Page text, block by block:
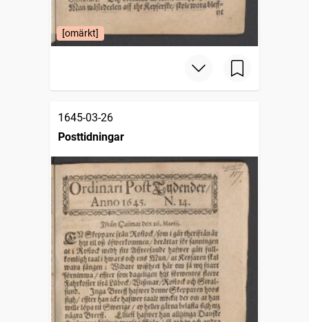
[omärkt]
1645-03-26
Posttidningar